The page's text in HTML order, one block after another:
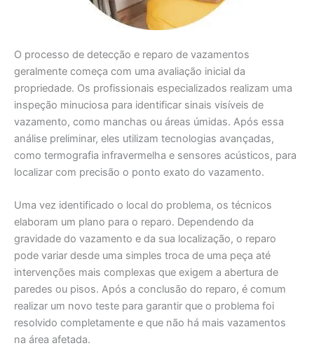
O processo de detecção e reparo de vazamentos
geralmente começa com uma avaliação inicial da
propriedade. Os profissionais especializados realizam uma
inspeção minuciosa para identificar sinais visíveis de
vazamento, como manchas ou áreas úmidas. Após essa
análise preliminar, eles utilizam tecnologias avançadas,
como termografia infravermelha e sensores acústicos, para
localizar com precisão o ponto exato do vazamento.
Uma vez identificado o local do problema, os técnicos
elaboram um plano para o reparo. Dependendo da
gravidade do vazamento e da sua localização, o reparo
pode variar desde uma simples troca de uma peça até
intervenções mais complexas que exigem a abertura de
paredes ou pisos. Após a conclusão do reparo, é comum
realizar um novo teste para garantir que o problema foi
resolvido completamente e que não há mais vazamentos
na área afetada.